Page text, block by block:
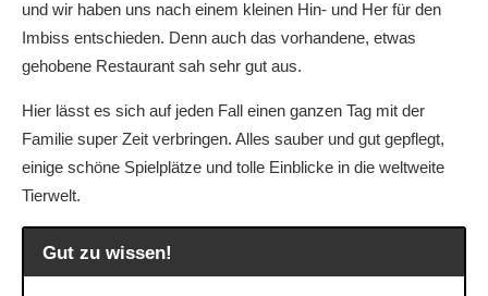
und wir haben uns nach einem kleinen Hin- und Her für den
Imbiss entschieden. Denn auch das vorhandene, etwas
gehobene Restaurant sah sehr gut aus.
Hier lässt es sich auf jeden Fall einen ganzen Tag mit der
Familie super Zeit verbringen. Alles sauber und gut gepflegt,
einige schöne Spielplätze und tolle Einblicke in die weltweite
Tierwelt.
Gut zu wissen!